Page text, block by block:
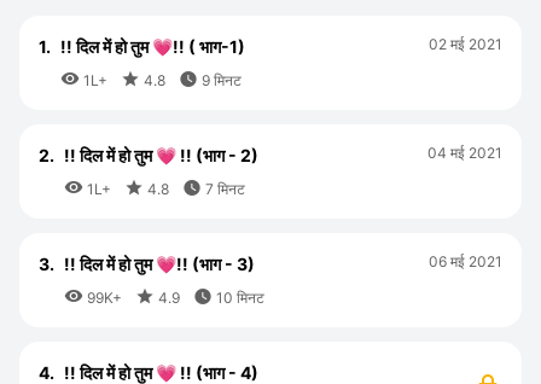
1. !! दिल में हो तुम 💗!! ( भाग-1)
 1L+  4.8  9 मिनट
02 मई 2021
2. !! दिल में हो तुम 💗 !! (भाग - 2)
 1L+  4.8  7 मिनट
04 मई 2021
3. !! दिल में हो तुम 💗!! (भाग - 3)
 99K+  4.9  10 मिनट
06 मई 2021
4. !! दिल में हो तुम 💗 !! (भाग - 4)